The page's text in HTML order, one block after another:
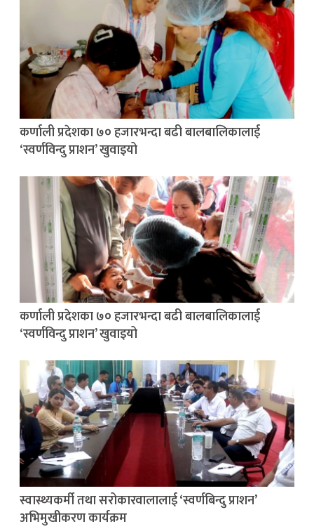
कर्णाली प्रदेशका ७० हजारभन्दा बढी बालबालिकालाई
‘स्वर्णविन्दु प्राशन’ खुवाइयो
कर्णाली प्रदेशका ७० हजारभन्दा बढी बालबालिकालाई
‘स्वर्णविन्दु प्राशन’ खुवाइयो
स्वास्थ्यकर्मी तथा सरोकारवालालाई ‘स्वर्णबिन्दु प्राशन’
अभिमुखीकरण कार्यक्रम